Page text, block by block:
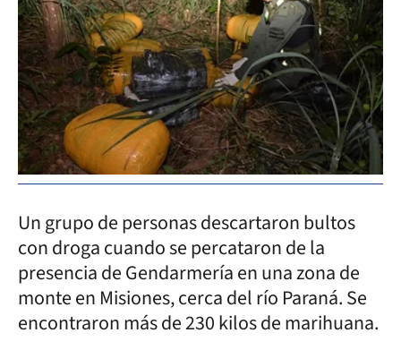
Un grupo de personas descartaron bultos
con droga cuando se percataron de la
presencia de Gendarmería en una zona de
monte en Misiones, cerca del río Paraná. Se
encontraron más de 230 kilos de marihuana.